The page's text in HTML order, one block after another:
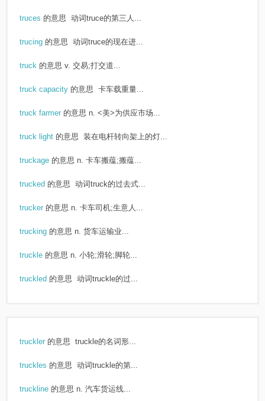
truces 的意思 动词truce的第三人...
trucing 的意思 动词truce的现在进...
truck 的意思 v. 交易;打交道...
truck capacity 的意思 卡车载重量...
truck farmer 的意思 n. <美>为供应市场...
truck light 的意思 装在电杆转向架上的灯...
truckage 的意思 n. 卡车搬蕴;搬蕴...
trucked 的意思 动词truck的过去式...
trucker 的意思 n. 卡车司机;生意人...
trucking 的意思 n. 货车运输业...
truckle 的意思 n. 小轮;滑轮;脚轮...
truckled 的意思 动词truckle的过...
truckler 的意思 truckle的名词形...
truckles 的意思 动词truckle的第...
truckline 的意思 n. 汽车货运线...